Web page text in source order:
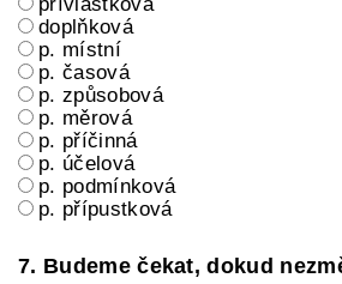
doplňková
p. místní
p. časová
p. způsobová
p. měrová
p. příčinná
p. účelová
p. podmínková
p. přípustková
7. Budeme čekat, dokud